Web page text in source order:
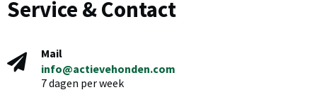
Service & Contact
Mail
info@actievehonden.com
7 dagen per week